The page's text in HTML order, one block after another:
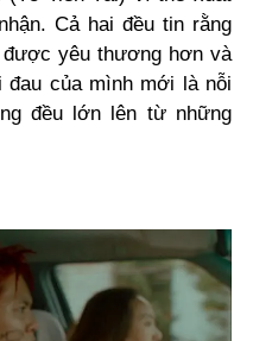
Cả hai đều tin rằng
yêu thương hơn và
đau của mình mới là nỗi
đều lớn lên từ những